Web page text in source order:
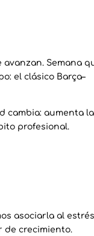
Semana
el clásico Barça–
cambia: aumenta la
profesional.
asociarla al
de crecimiento.